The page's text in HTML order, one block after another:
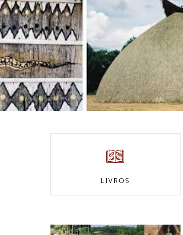
LIVROS